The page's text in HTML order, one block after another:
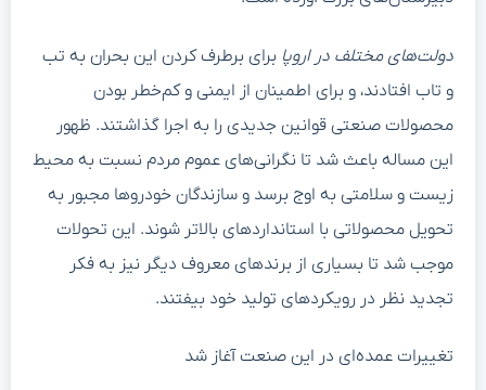
دولت‌های مختلف در اروپا برای برطرف کردن این بحران به تب
و تاب افتادند، و برای اطمینان از ایمنی و کم‌خطر بودن
محصولات صنعتی قوانین جدیدی را به اجرا گذاشتند. ظهور
این مساله باعث شد تا نگرانی‌های عموم مردم نسبت به محیط
زیست و سلامتی به اوج برسد و سازندگان خودروها مجبور به
تحویل محصولاتی با استانداردهای بالاتر شوند. این تحولات
موجب شد تا بسیاری از برندهای معروف دیگر نیز به فکر
تجدید نظر در رویکردهای تولید خود بیفتند.
تغییرات عمده‌ای در این صنعت آغاز شد